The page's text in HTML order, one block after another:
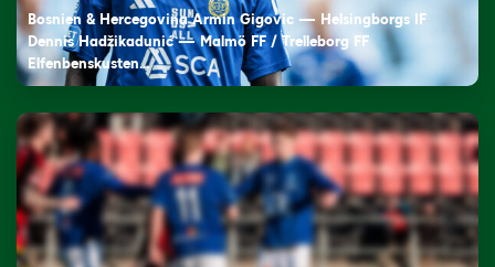
Bosnien & Hercegovina Armin Gigovic — Helsingborgs IF
Dennis Hadžikadunić — Malmö FF / Trelleborg FF
Elfenbenskusten…